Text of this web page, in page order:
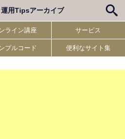
用Tipsアーカイブ
ライン講座 サービス
プルコード 便利なサイト集